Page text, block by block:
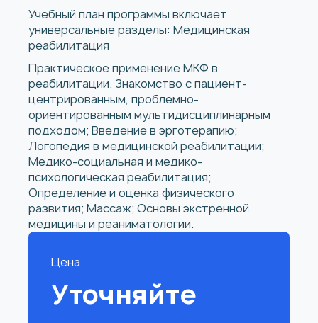
Учебный план программы включает
универсальные разделы: Медицинская
реабилитация
Практическое применение МКФ в
реабилитации. Знакомство с пациент-
центрированным, проблемно-
ориентированным мультидисциплинарным
подходом; Введение в эрготерапию;
Логопедия в медицинской реабилитации;
Медико-социальная и медико-
психологическая реабилитация;
Определение и оценка физического
развития; Массаж; Основы экстренной
медицины и реаниматологии.
Цена
Уточняйте